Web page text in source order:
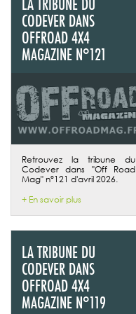
CODEVER DANS
OFFROAD 4X4
MAGAZINE N°121
Retrouvez la tribune du
Codever dans "Off Road
Mag" n°121 d'avril 2026.
+ En savoir plus
LA TRIBUNE DU
CODEVER DANS
OFFROAD 4X4
MAGAZINE N°119